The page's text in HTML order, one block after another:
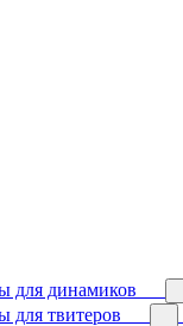
для динамиков
для твитеров